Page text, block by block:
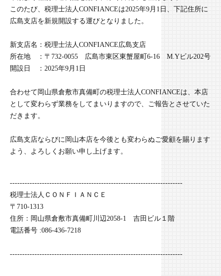
このたび、税理士法人CONFIANCEは2025年9月1日、下記住所に
広島支店を新規開設する運びとなりました。
新支店名：税理士法人CONFIANCE広島支店
所在地 ：〒732-0055 広島市東区東蟹屋町6-16 M.Yビル202号
開設日 ：2025年9月1日
合わせて岡山県倉敷市真備町の税理士法人CONFIANCEは、本店
として変わらず業務をしてまいりますので、ご報告とさせていた
だきます。
広島支店ならびに岡山本店を今後とも変わらぬご愛顧を賜ります
よう、よろしくお願い申し上げます。
----------------------------------------------------------------------
税理士法人ＣＯＮＦＩＡＮＣＥ
〒710-1313
住所：岡山県倉敷市真備町川辺2058-1 吉田ビル１階
電話番号 :086-436-7218
----------------------------------------------------------------------